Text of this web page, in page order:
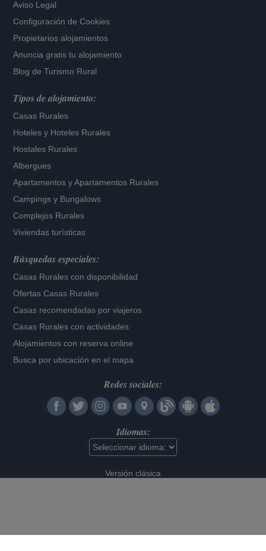
Aviso Legal
Configuración de Cookies
Propietarios alojamientos
Anuncia gratis tu alojamiento
Blog de Turismo Rural
Tipos de alojamiento:
Casas Rurales
Hoteles y Hoteles Rurales
Hostales Rurales
Albergues
Apartamentos yApartamentos Rurales
Campings y Bungalows
Complejos Rurales
Viviendas turísticas
Búsquedas especiales:
Casas Rurales con disponibilidad
Ofertas Casas Rurales
Casas recomendadas por viajeros
Casas Rurales con actividades
Alojamientos con reserva online
Busca por ubicación en el mapa
Redes sociales:
Idiomas:
Versión clásica